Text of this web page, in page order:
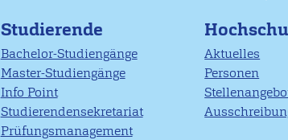
Studierende
Bachelor-Studiengänge
Master-Studiengänge
Info Point
Studierendensekretariat
Prüfungsmanagement
Aktuelles
Personen